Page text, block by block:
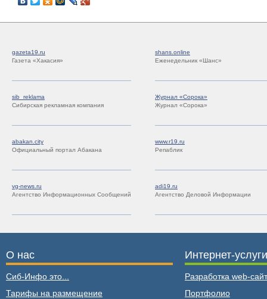
gazeta19.ru
Газета «Хакасия»
shans.online
Еженедельник «Шанс»
sib_reklama
Сибирская рекламная компания
Журнал «Сорока»
Журнал «Сорока»
abakan.city
Официальный портал Абакана
www.r19.ru
Репаблик
vg-news.ru
Агентство Информационных Сообщений
adi19.ru
Агентство Деловой Информации
О нас
Сиб-Инфо это...
Тарифы на размещение
Интернет-услуги
Разработка web-
Портфолио